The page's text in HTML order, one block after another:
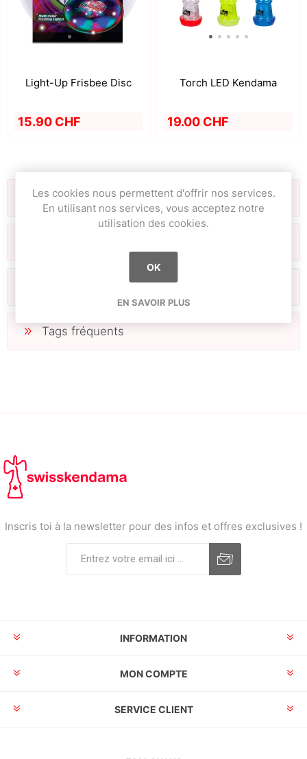
Light-Up Frisbee Disc
15.90 CHF
Torch LED Kendama
19.00 CHF
Filtre
Tags fréquents
Inscris toi à la newsletter pour des infos et offres exclusives !
INFORMATION
MON COMPTE
SERVICE CLIENT
Les cookies nous permettent d'offrir nos services.
En utilisant nos services, vous acceptez notre
utilisation des cookies.
OK
EN SAVOIR PLUS